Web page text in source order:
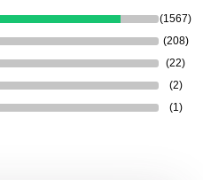
(1567)
(208)
(22)
(2)
(1)